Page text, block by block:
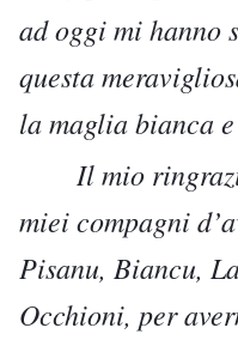
ad oggi mi hanno
questa
la maglia bianca
Il mio
miei compagni
Pisanu, Biancu,
Occhioni, per